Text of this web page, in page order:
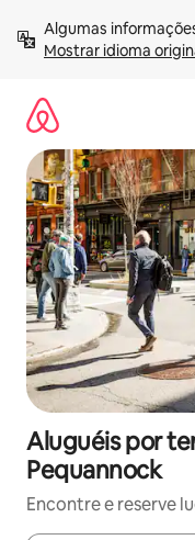
para
Mostrar idioma
Aluguéis por
Pequannock
Encontre e reserve